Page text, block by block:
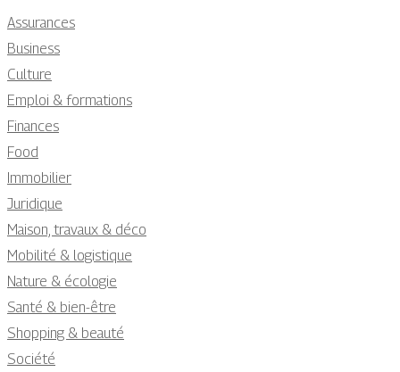
Assurances
Business
Culture
Emploi & formations
Finances
Food
Immobilier
Juridique
Maison, travaux & déco
Mobilité & logistique
Nature & écologie
Santé & bien-être
Shopping & beauté
Société